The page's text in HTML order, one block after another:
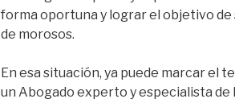
forma oportuna y lograr el objetivo
de morosos.
En esa situación, ya puede marcar el
un Abogado experto y especialista de